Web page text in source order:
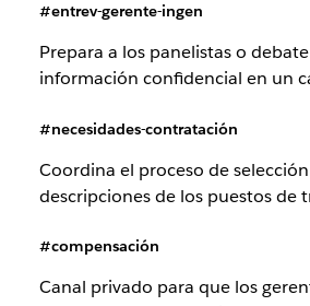
#entrev-gerente-ingen
Prepara a los panelistas o
información confidencial en un
#necesidades-contratación
Coordina el proceso de
descripciones de los puestos de
#compensación
Canal privado para que los